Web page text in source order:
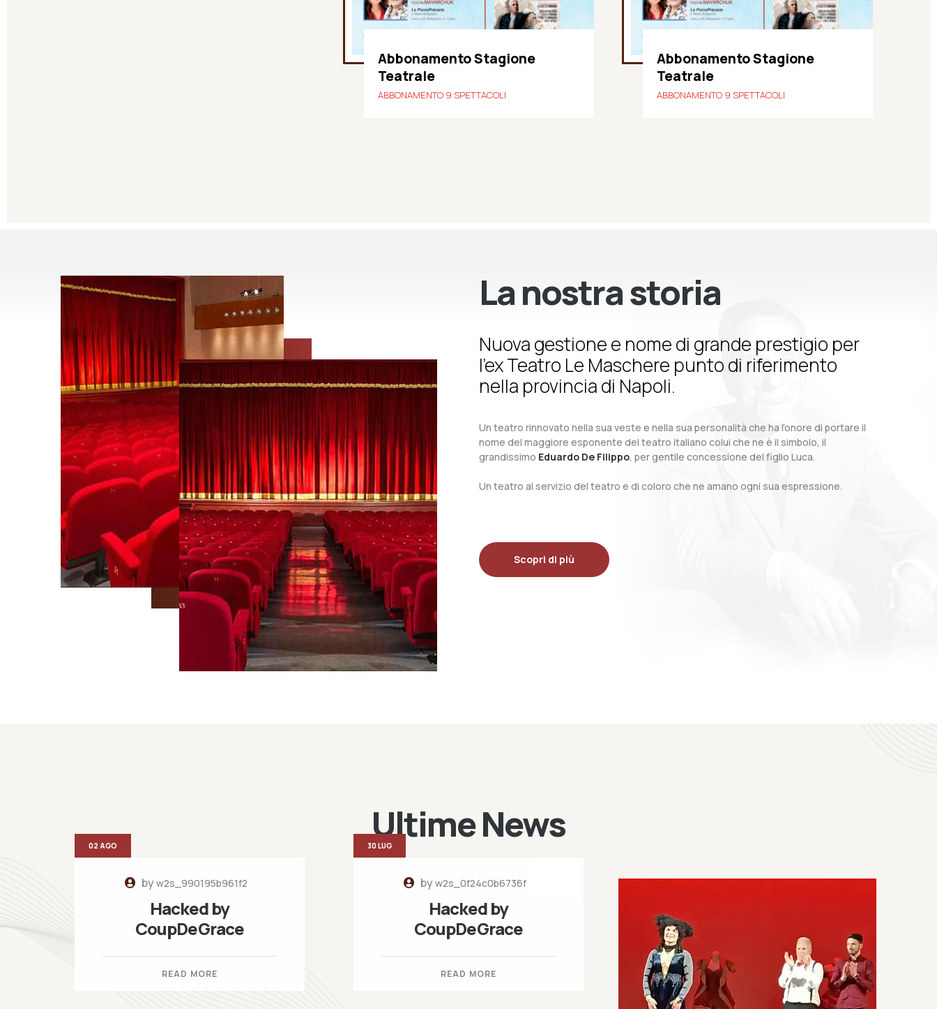
Abbonamento Stagione
Teatrale
ABBONAMENTO 9 SPETTACOLI
Abbonamento Stagione
Teatrale
ABBONAMENTO 9 SPETTACOLI
La nostra storia
Nuova gestione e nome di grande prestigio per
l’ex Teatro Le Maschere punto di riferimento
nella provincia di Napoli.
Un teatro rinnovato nella sua veste e nella sua personalità che ha l’onore di portare il
nome del maggiore esponente del teatro italiano colui che ne è il simbolo, il
grandissimo Eduardo De Filippo, per gentile concessione del figlio Luca.
Un teatro al servizio del teatro e di coloro che ne amano ogni sua espressione.
Scopri di più
Ultime News
byw2s_990195b961f2
Hacked by
CoupDeGrace
READ MORE
02 AGO
byw2s_0f24c0b6736f
Hacked by
CoupDeGrace
READ MORE
30 LUG